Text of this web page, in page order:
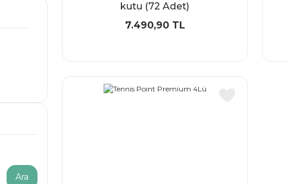
Ara
kutu (72 Adet)
7.490,90 TL